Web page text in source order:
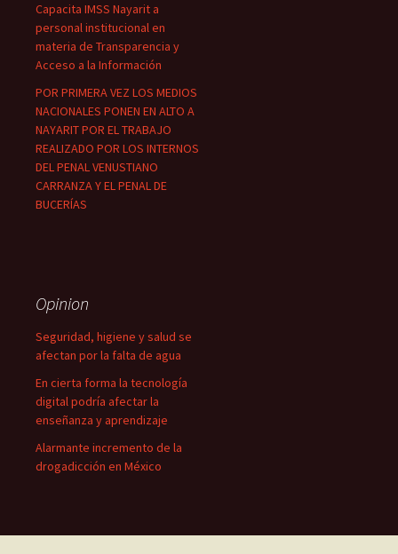
Capacita IMSS Nayarit a
personal institucional en
materia de Transparencia y
Acceso a la Información
POR PRIMERA VEZ LOS MEDIOS
NACIONALES PONEN EN ALTO A
NAYARIT POR EL TRABAJO
REALIZADO POR LOS INTERNOS
DEL PENAL VENUSTIANO
CARRANZA Y EL PENAL DE
BUCERÍAS
Opinion
Seguridad, higiene y salud se
afectan por la falta de agua
En cierta forma la tecnología
digital podría afectar la
enseñanza y aprendizaje
Alarmante incremento de la
drogadicción en México